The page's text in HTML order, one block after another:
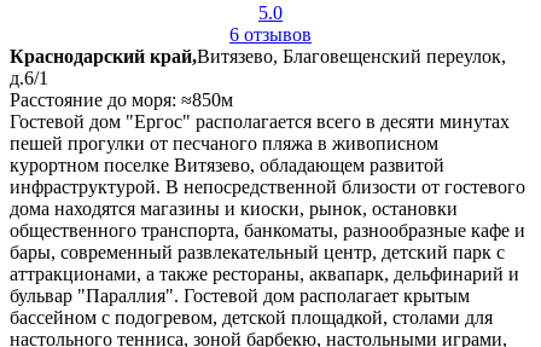
5.0
6 отзывов
Краснодарский край,Витязево, Благовещенский переулок,
д.6/1
Расстояние до моря: ≈850м
Гостевой дом "Ергос" располагается всего в десяти минутах
пешей прогулки от песчаного пляжа в живописном
курортном поселке Витязево, обладающем развитой
инфраструктурой. В непосредственной близости от гостевого
дома находятся магазины и киоски, рынок, остановки
общественного транспорта, банкоматы, разнообразные кафе и
бары, современный развлекательный центр, детский парк с
аттракционами, а также рестораны, аквапарк, дельфинарий и
бульвар "Параллия". Гостевой дом располагает крытым
бассейном с подогревом, детской площадкой, столами для
настольного тенниса, зоной барбекю, настольными играми,